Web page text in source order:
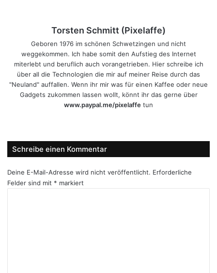
Torsten Schmitt (Pixelaffe)
Geboren 1976 im schönen Schwetzingen und nicht
weggekommen. Ich habe somit den Aufstieg des Internet
miterlebt und beruflich auch vorangetrieben. Hier schreibe ich
über all die Technologien die mir auf meiner Reise durch das
"Neuland" auffallen. Wenn ihr mir was für einen Kaffee oder neue
Gadgets zukommen lassen wollt, könnt ihr das gerne über
www.paypal.me/pixelaffe tun
Schreibe einen Kommentar
Deine E-Mail-Adresse wird nicht veröffentlicht. Erforderliche
Felder sind mit * markiert